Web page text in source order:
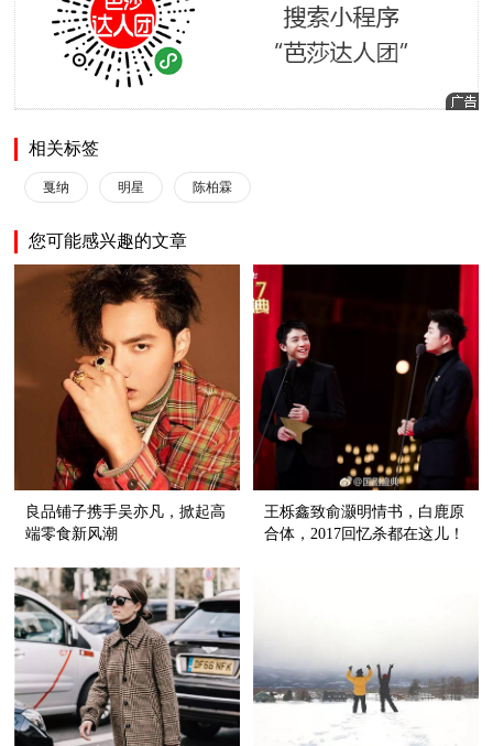
相关标签
戛纳 明星 陈柏霖
您可能感兴趣的文章
良品铺子携手吴亦凡，掀起高
端零食新风潮
王栎鑫致俞灏明情书，白鹿原
合体，2017回忆杀都在这儿！